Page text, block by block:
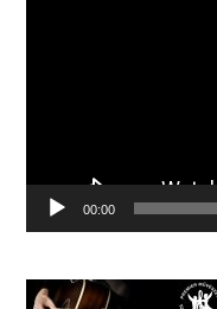
00:00